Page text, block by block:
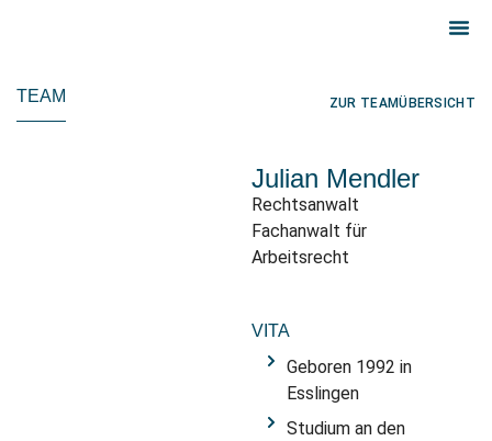
TEAM ZUR TEAMÜBERSICHT
Julian Mendler
Rechtsanwalt
Fachanwalt für
Arbeitsrecht
VITA
Geboren 1992 in
Esslingen
Studium an den